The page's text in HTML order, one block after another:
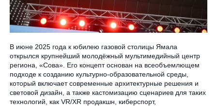
В июне 2025 года к юбилею газовой столицы Ямала
открылся крупнейший молодёжный мультимедийный центр
региона, «Сова». Его концепт основан на всеобъемлющем
подходе к созданию культурно-образовательной среды,
который включает современные архитектурные решения и
световой дизайн, а также кастомизацию сценариев для таких
технологий, как VR/XR продакшн, киберспорт,